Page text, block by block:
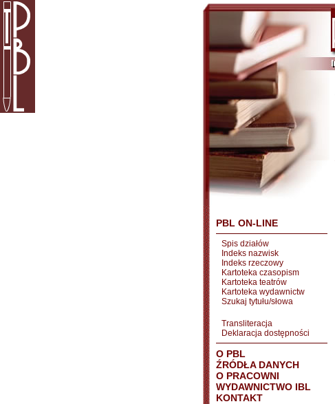
PBL ON-LINE
Spis działów
Indeks nazwisk
Indeks rzeczowy
Kartoteka czasopism
Kartoteka teatrów
Kartoteka wydawnictw
Szukaj tytułu/słowa
Transliteracja
Deklaracja dostępności
O PBL
ŹRÓDŁA DANYCH
O PRACOWNI
WYDAWNICTWO IBL
KONTAKT